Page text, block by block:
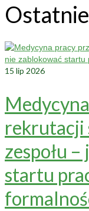
15 lip 2026
rekrutacji
zespołu
startu